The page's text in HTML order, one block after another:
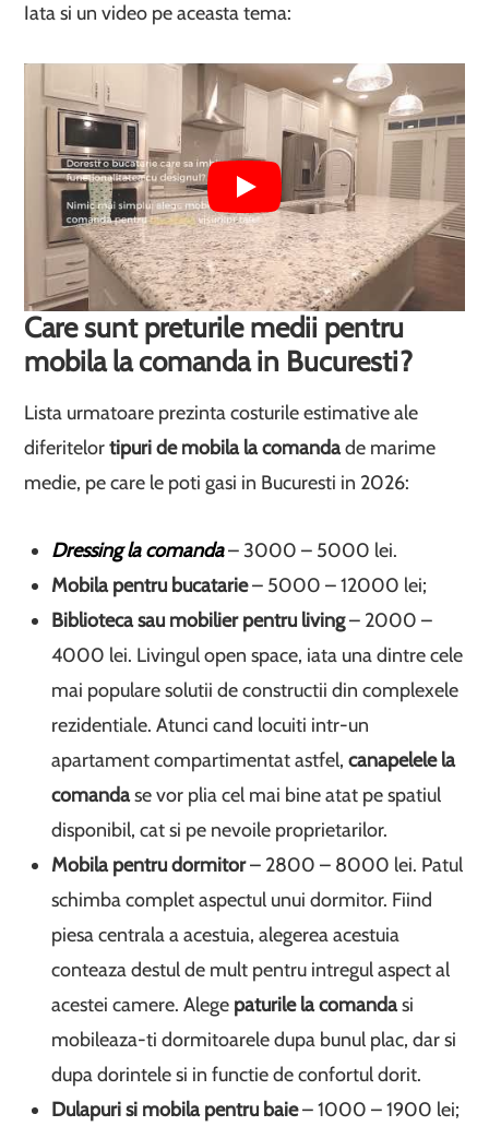
Iata si un video pe aceasta tema:
Care sunt preturile medii pentru
mobila la comanda in Bucuresti?
Lista urmatoare prezinta costurile estimative ale
diferitelortipuri de mobila la comandade marime
medie, pe care le poti gasi in Bucuresti in 2026:
Dressing la comanda– 3000 – 5000 lei.
Mobila pentru bucatarie– 5000 – 12000 lei;
Biblioteca sau mobilier pentru living– 2000 –
4000 lei. Livingul open space, iata una dintre cele
mai populare solutii de constructii din complexele
rezidentiale. Atunci cand locuiti intr-un
apartament compartimentat astfel,canapelele la
comandase vor plia cel mai bine atat pe spatiul
disponibil, cat si pe nevoile proprietarilor.
Mobila pentru dormitor– 2800 – 8000 lei. Patul
schimba complet aspectul unui dormitor. Fiind
piesa centrala a acestuia, alegerea acestuia
conteaza destul de mult pentru intregul aspect al
acestei camere. Alege paturile la comandasi
mobileaza-ti dormitoarele dupa bunul plac, dar si
dupa dorintele si in functie de confortul dorit.
Dulapuri si mobila pentru baie– 1000 – 1900 lei;